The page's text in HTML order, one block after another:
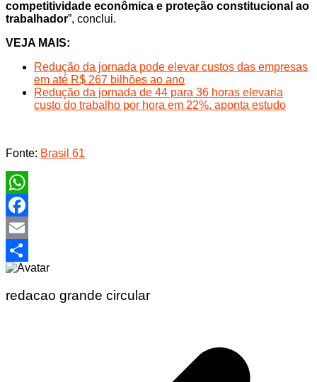
competitividade econômica e proteção constitucional ao
trabalhador”, conclui.
VEJA MAIS:
Redução da jornada pode elevar custos das empresas
em até R$ 267 bilhões ao ano
Redução da jornada de 44 para 36 horas elevaria
custo do trabalho por hora em 22%, aponta estudo
Fonte: Brasil 61
WhatsApp
Facebook
Email
Share
redacao grande circular